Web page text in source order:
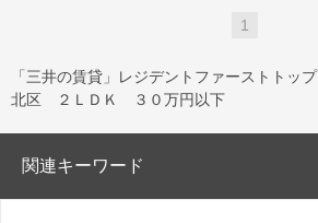
1
「三井の賃貸」レジデントファーストトップ
北区 ２ＬＤＫ ３０万円以下
関連キーワード